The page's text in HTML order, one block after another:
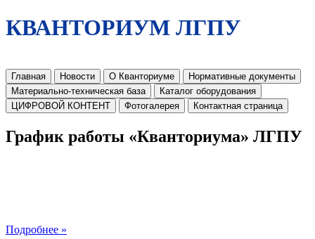
КВАНТОРИУМ ЛГПУ
Главная Новости О Кванториуме
Нормативные документы
Материально-техническая база
Каталог оборудования
ЦИФРОВОЙ КОНТЕНТ
Фотогалерея Контактная страница
График работы «Кванториума» ЛГПУ
Подробнее »